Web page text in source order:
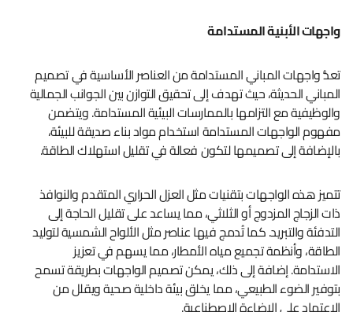
واجهات الأبنية المستدامة
تعدُّ واجهات المباني المستدامة من العناصر الأساسية في تصميم
المباني الحديثة، حيث تهدف إلى تحقيق التوازن بين الجوانب الجمالية
والوظيفية مع التزامها بالممارسات البيئية المستدامة. ويتضمن
مفهوم الواجهات المستدامة استخدام مواد بناء صديقة للبيئة،
بالإضافة إلى تصميمها لتكون فعالة في تقليل استهلاك الطاقة.
تتميز هذه الواجهات بتقنيات مثل العزل الحراري المتقدم والنوافذ
ذات الزجاج المزدوج أو الثلاثي، مما يساعد على تقليل الحاجة إلى
التدفئة والتبريد. كما تُدمج فيها عناصر مثل الألواح الشمسية لتوليد
الطاقة، وأنظمة تجميع مياه الأمطار، مما يسهم في تعزيز
الاستدامة. إضافة إلى ذلك، يمكن تصميم الواجهات بطريقة تسمح
بتوفير الضوء الطبيعي، مما يخلق بيئة داخلية صحية ويقلل من